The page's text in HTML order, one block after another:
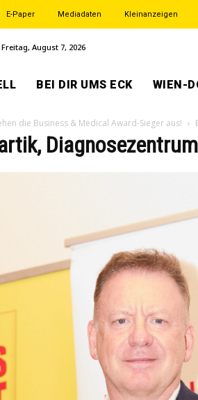
E-Paper Mediadaten Kleinanzeigen
Freitag, August 7, 2026
BEI DIR UMS ECK WIEN-
die Business & Medical Award-Sieger aus!